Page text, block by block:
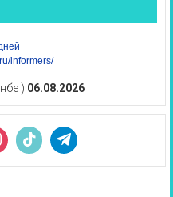
informers/
) 06.08.2026